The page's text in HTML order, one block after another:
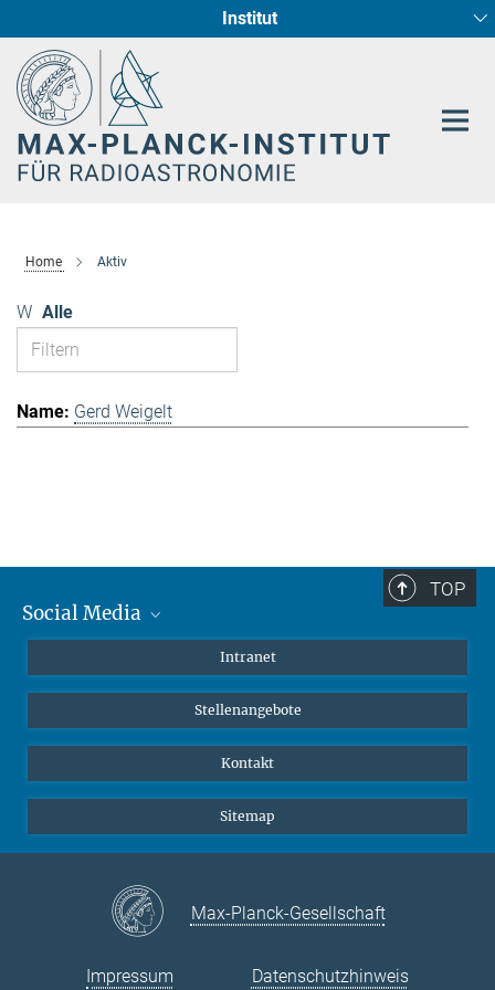
Institut
Radioastronomische Fundamentalphysik
Sternentstehung und Galaxienentwicklung
Home Aktiv
W Alle
Gerd Weigelt
TOP
Social Media
Instagram
LinkedIn
Intranet
Stellenangebote
Kontakt
Sitemap
Max-Planck-Gesellschaft
Impressum Datenschutzhinweis